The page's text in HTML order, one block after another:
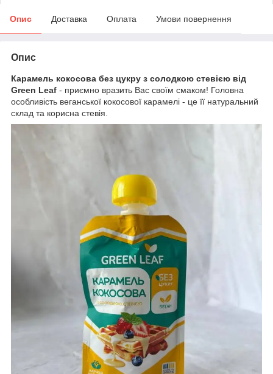
Опис Доставка Оплата Умови повернення
Опис
Карамель кокосова без цукру з солодкою стевією від
Green Leaf - приємно вразить Вас своїм смаком! Головна
особливість веганської кокосової карамелі - це її натуральний
склад та корисна стевія.